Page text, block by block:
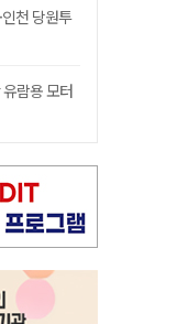
천 당원투
람용 모터